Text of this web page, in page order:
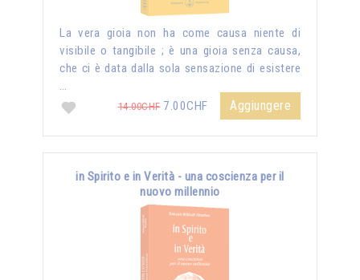
La vera gioia non ha come causa niente di
visibile o tangibile ; è una gioia senza causa,
che ci è data dalla sola sensazione di esistere
…
14.00CHF7.00CHF Aggiungere
in Spirito e in Verità - una coscienza per il
nuovo millennio